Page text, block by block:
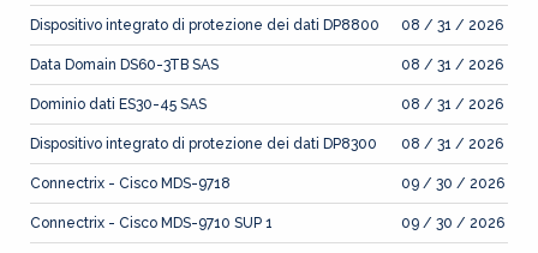
Dispositivo integrato di protezione dei dati DP8800 08 / 31 / 2026
Data Domain DS60-3TB SAS 08 / 31 / 2026
Dominio dati ES30-45 SAS 08 / 31 / 2026
Dispositivo integrato di protezione dei dati DP8300 08 / 31 / 2026
Connectrix - Cisco MDS-9718 09 / 30 / 2026
Connectrix - Cisco MDS-9710 SUP 1 09 / 30 / 2026